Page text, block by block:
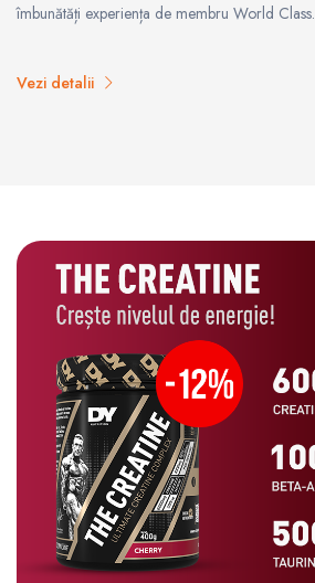
îmbunătăți experiența de membru World Class.
Vezi detalii